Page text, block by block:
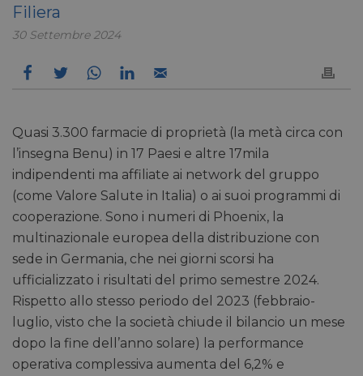
Filiera
30 Settembre 2024
Quasi 3.300 farmacie di proprietà (la metà circa con
l’insegna Benu) in 17 Paesi e altre 17mila
indipendenti ma affiliate ai network del gruppo
(come Valore Salute in Italia) o ai suoi programmi di
cooperazione. Sono i numeri di Phoenix, la
multinazionale europea della distribuzione con
sede in Germania, che nei giorni scorsi ha
ufficializzato i risultati del primo semestre 2024.
Rispetto allo stesso periodo del 2023 (febbraio-
luglio, visto che la società chiude il bilancio un mese
dopo la fine dell’anno solare) la performance
operativa complessiva aumenta del 6,2% e